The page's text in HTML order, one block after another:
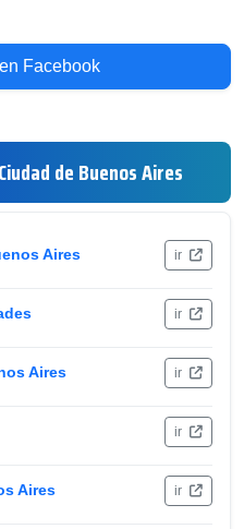
Facebook
de Buenos Aires
Aires ir
ir
Aires ir
ir
Aires ir